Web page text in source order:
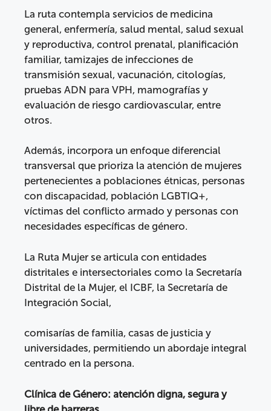
La ruta contempla servicios de medicina
general, enfermería, salud mental, salud sexual
y reproductiva, control prenatal, planificación
familiar, tamizajes de infecciones de
transmisión sexual, vacunación, citologías,
pruebas ADN para VPH, mamografías y
evaluación de riesgo cardiovascular, entre
otros.
Además, incorpora un enfoque diferencial
transversal que prioriza la atención de mujeres
pertenecientes a poblaciones étnicas, personas
con discapacidad, población LGBTIQ+,
víctimas del conflicto armado y personas con
necesidades específicas de género.
La Ruta Mujer se articula con entidades
distritales e intersectoriales como la Secretaría
Distrital de la Mujer, el ICBF, la Secretaría de
Integración Social,
comisarías de familia, casas de justicia y
universidades, permitiendo un abordaje integral
centrado en la persona.
Clínica de Género: atención digna, segura y